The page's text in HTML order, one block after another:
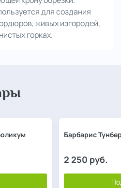
для создания
живых изгородей,
горках.
Барбарис
2 250 руб.